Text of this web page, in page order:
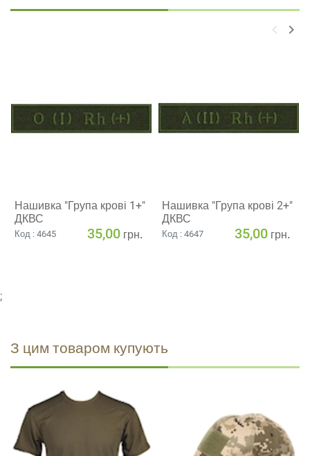
keyboard_arrow_left keyboard_arrow_right
Нашивка "Група крові 1+"
ДКВС
Код : 4645 35,00 грн.
Нашивка "Група крові 2+"
ДКВС
Код : 4647 35,00 грн.
;
З цим товаром купують